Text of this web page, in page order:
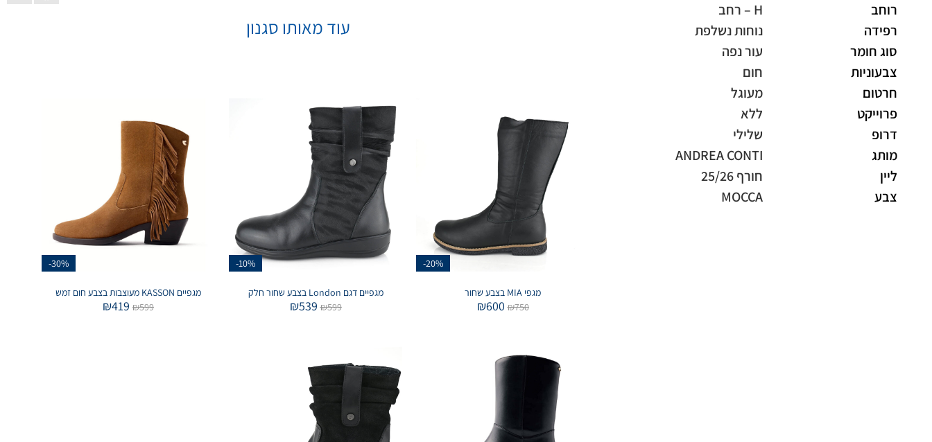
רוחב
H – רחב
רפידה
נוחות נשלפת
סוג חומר
עור נפה
צבעוניות
חום
חרטום
מעוגל
פרוייקט
ללא
דרופ
שלילי
מותג
ANDREA CONTI
ליין
חורף 25/26
צבע
MOCCA
עוד מאותו סגנון
-20%
מגפי MIA בצבע שחור
₪750
₪600
-10%
מגפיים דגם London בצבע שחור חלק
₪599
₪539
-30%
מגפיים KASSON מעוצבות בצבע חום זמש
₪599
₪419